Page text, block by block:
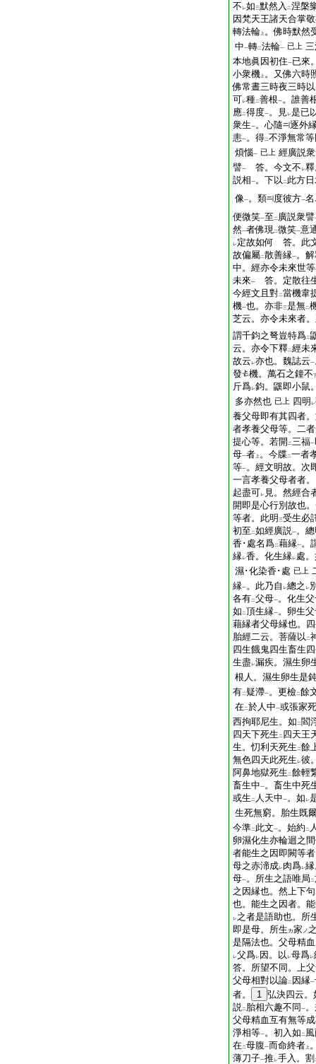
不 レ如三默然入 二涅槃
因梵天王諸天合掌
轉法輪 上 。佛時默然
中一轉二法輪一 已上
本地眞因初住一已來
小衆機 上 。又佛六時
佛常晝三時夜三時以
可レ種二善根一。誰善
應二得度一。見レ是已
衆生一。心隨
逐外
恚一。得二不淨無常
煩惱一 已上 經廣説
譬一 答。今文不 レ
説相一。下以 二 此方
像一。類 度彼方一
便微笑一至 二 廣説衆譬
然一者佛現二微笑一意
レ定故如何 答。此
故偏屬二散善縁一。
中。經亦令未來世
未來一
答。定散往
今經文且對二當機韋
機一也。亦非三是無二
芝云。亦令未來者
謂千鈞之弩豈特爲二
云。亦令下釋二經未
故云 レ亦也。魏誌云一
發
機。萬石之鐘不
斤爲レ鈞。鼷即小鼠
多亦然也 已上 四明 レ
養父母即有其四者
者孝養父母等。二
提心等。若開 二三福一
母一者 上 。今牒二一者
等一。經文明故。次
一言孝養父母者者
起盡可レ 見。然經合
開即是心行別故也
等者。此明 三受生必
初至 二如經廣説一。
香･處名爲二藉縁一。
縁レ香。化生縁レ處
濕･化染香･處 已上
縁一。此乃自 レ總之 レ
各有二父母一。化生
如 二頂生縁一。卵生
藉縁者父母縁也。
胎經二云。菩薩以 二
四生餓鬼四生畜生
生盡レ漏疾。濕生卵
根人。濕生卵生是
有二 疑滯一。更檢二餘
在二於人中一或張家
西拘耶尼生。如 二 閻
四天下死生 二 四天王
生。忉利天死生 二餘
無色四天此死生 レ彼
阿鼻地獄死生 二餘輕
畜生中一。畜生中死
或生 二 人天中一。如 レ
生死無窮。胎生既
今準二 此文一。始約 二
卵濕化生亦輪迴之
者能生之因即闕等
母之赤渧成レ肉爲レ
母一。所生之語唯局 二
之因縁也。然上下
也。能生之因者。
レ之者是語助也。所
即是母。所生 カ家 ノ
是隔法也。父母精
レ父爲レ 因。以 レ母爲レ
答。所望不同。上
父母相對以論二 因縁一
者。
1 弘決四云。
説二 胎相六趣不同 一
父母精血互有無等
淨相等一。初入如 二
在二母腹一而命終者 上
薄刀子一推レ手入。割